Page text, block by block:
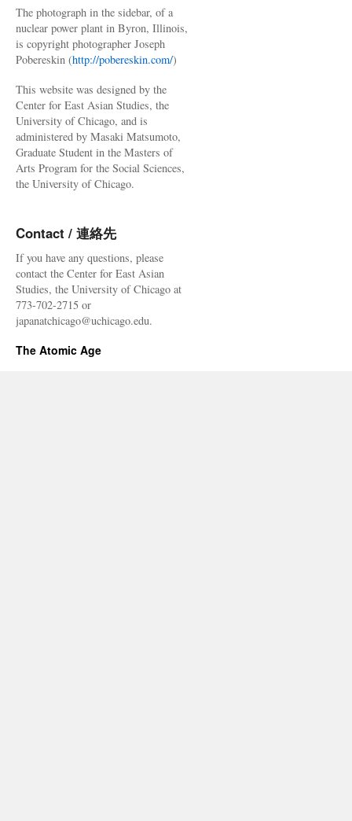
The photograph in the sidebar, of a
nuclear power plant in Byron, Illinois,
is copyright photographer Joseph
Pobereskin (http://pobereskin.com/)
This website was designed by the
Center for East Asian Studies, the
University of Chicago, and is
administered by Masaki Matsumoto,
Graduate Student in the Masters of
Arts Program for the Social Sciences,
the University of Chicago.
Contact / 連絡先
If you have any questions, please
contact the Center for East Asian
Studies, the University of Chicago at
773-702-2715 or
japanatchicago@uchicago.edu.
The Atomic Age